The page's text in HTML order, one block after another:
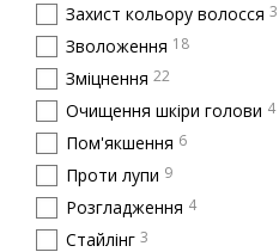
Захист кольору волосся 3
Зволоження 18
Зміцнення 22
Очищення шкіри голови 4
Пом'якшення 6
Проти лупи 9
Розгладження 4
Стайлінг 3